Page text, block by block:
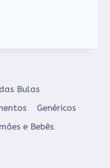
Bulas
Genéricos
e Bebês